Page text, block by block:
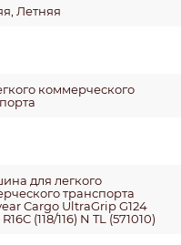
Летняя
коммерческого
для легкого
транспорта
Cargo UltraGrip G124
(118/116) N TL (571010)